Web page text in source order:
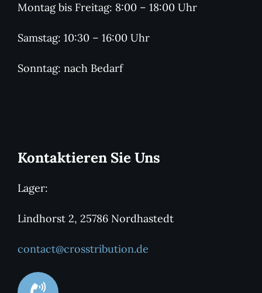
Montag bis Freitag: 8:00 – 18:00 Uhr
Samstag: 10:30 – 16:00 Uhr
Sonntag: nach Bedarf
Kontaktieren Sie Uns
Lager:
Lindhorst 2, 25786 Nordhastedt
contact@crosstribution.de